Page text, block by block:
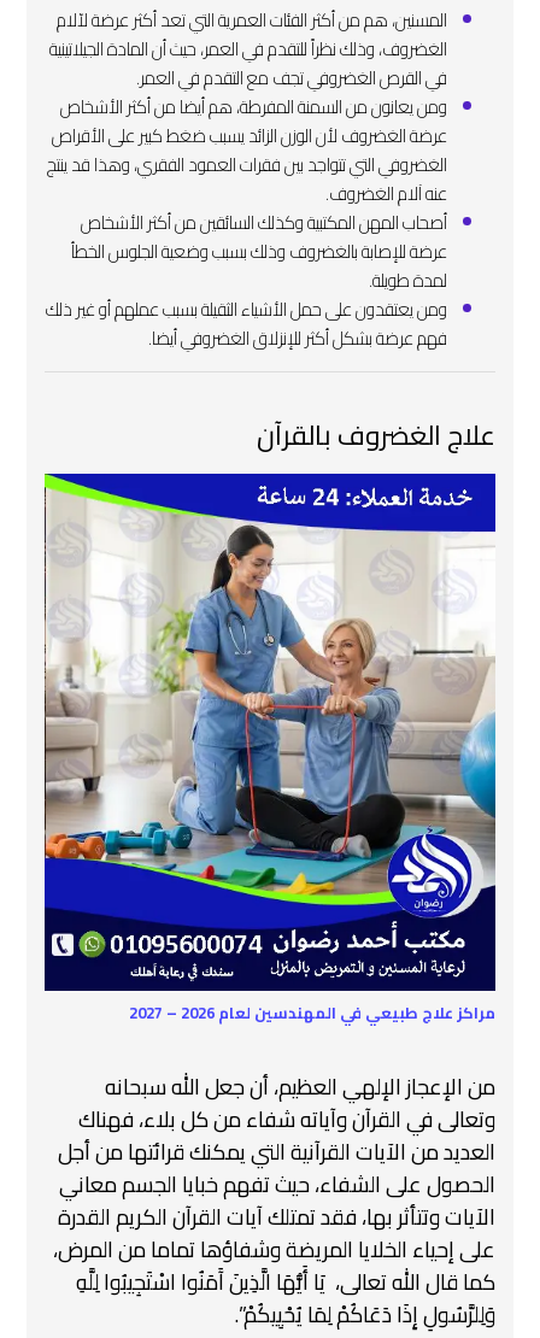
المسنين، هم من أكثر الفئات العمرية التي تعد أكثر عرضة لآلام
الغضروف، وذلك نظراً للتقدم في العمر، حيث أن المادة الجيلاتينية
في القرص الغضروفي تجف مع التقدم في العمر.
ومن يعانون من السمنة المفرطة، هم أيضا من أكثر الأشخاص
عرضة الغضروف لأن الوزن الزائد يسبب ضغط كبير على الأقراص
الغضروفي التي تتواجد بين فقرات العمود الفقري، وهذا قد ينتج
عنه آلام الغضروف.
أصحاب المهن المكتبية وكذلك السائقين من أكثر الأشخاص
عرضة للإصابة بالغضروف وذلك بسبب وضعية الجلوس الخطأ
لمدة طويلة.
ومن يعتقدون على حمل الأشياء الثقيلة بسبب عملهم أو غير ذلك
فهم عرضة بشكل أكثر للإنزلاق الغضروفي أيضا.
علاج الغضروف بالقرآن
مراكز علاج طبيعي في المهندسين لعام 2026 – 2027
من الإعجاز الإلهي العظيم، أن جعل الله سبحانه
وتعالى في القرآن وآياته شفاء من كل بلاء، فهناك
العديد من الآيات القرآنية التي يمكنك قرائتها من أجل
الحصول على الشفاء، حيث تفهم خبايا الجسم معاني
الآيات وتتأثر بها، فقد تمتلك آيات القرآن الكريم القدرة
على إحياء الخلايا المريضة وشفاؤها تماما من المرض،
كما قال الله تعالى، يَا أَيُّهَا الَّذِينَ آَمَنُوا اسْتَجِيبُوا لِلَّهِ
وَلِلرَّسُولِ إِذَا دَعَاكُمْ لِمَا يُحْيِيكُمْ”.